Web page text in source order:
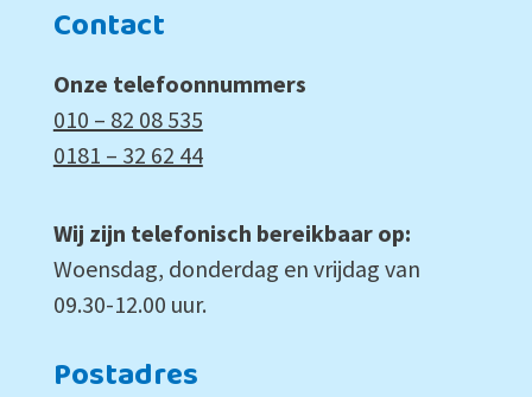
Contact
Onze telefoonnummers
010 – 82 08 535
0181 – 32 62 44
Wij zijn telefonisch bereikbaar op:
Woensdag, donderdag en vrijdag van
09.30-12.00 uur.
Postadres